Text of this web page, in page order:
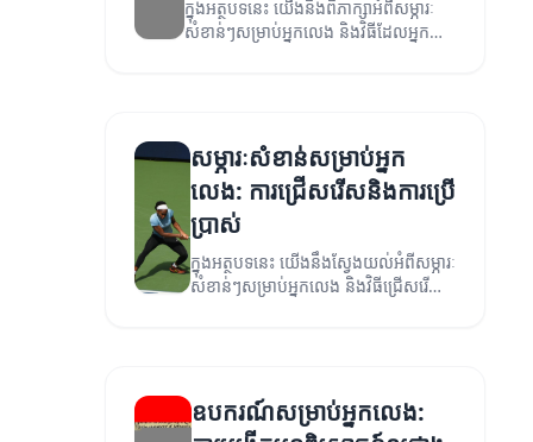
ក្នុងអត្ថបទនេះ យើងនឹងពិភាក្សាអំពីសម្ភារៈ
សំខាន់ៗសម្រាប់អ្នកលេង និងវិធីដែលអ្នក
សម្ភារៈសំខាន់សម្រាប់អ្នក
លេង: ការជ្រើសរើសនិងការប្រើ
ប្រាស់
ក្នុងអត្ថបទនេះ យើងនឹងស្វែងយល់អំពីសម្ភារៈ
សំខាន់ៗសម្រាប់អ្នកលេង និងវិធីជ្រើសរើស
ឧបករណ៍សម្រាប់អ្នកលេង: